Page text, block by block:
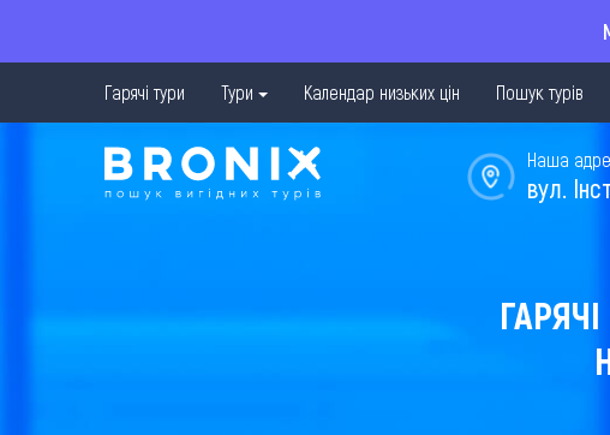
Гарячі тури Тури Календар низьких цін Пошук турів
Наша
вул.